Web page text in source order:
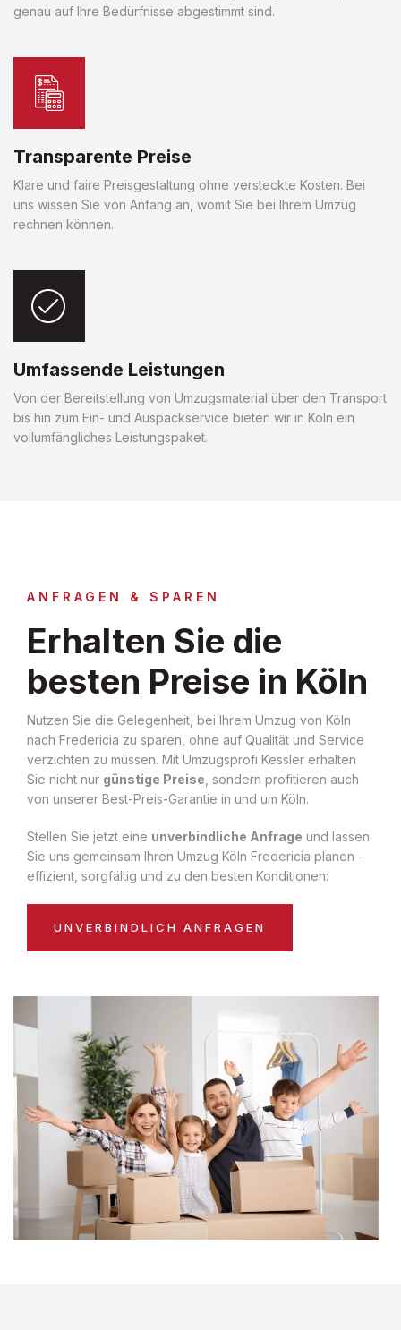
genau auf Ihre Bedürfnisse abgestimmt sind.
Transparente Preise
Klare und faire Preisgestaltung ohne versteckte Kosten. Bei
uns wissen Sie von Anfang an, womit Sie bei Ihrem Umzug
rechnen können.
Umfassende Leistungen
Von der Bereitstellung von Umzugsmaterial über den Transport
bis hin zum Ein- und Auspackservice bieten wir in Köln ein
vollumfängliches Leistungspaket.
ANFRAGEN & SPAREN
Erhalten Sie die
besten Preise in Köln
Nutzen Sie die Gelegenheit, bei Ihrem Umzug von Köln
nach Fredericia zu sparen, ohne auf Qualität und Service
verzichten zu müssen. Mit Umzugsprofi Kessler erhalten
Sie nicht nur günstige Preise , sondern profitieren auch
von unserer Best-Preis-Garantie in und um Köln.
Stellen Sie jetzt eine unverbindliche Anfrage und lassen
Sie uns gemeinsam Ihren Umzug Köln Fredericia planen –
effizient, sorgfältig und zu den besten Konditionen:
UNVERBINDLICH ANFRAGEN